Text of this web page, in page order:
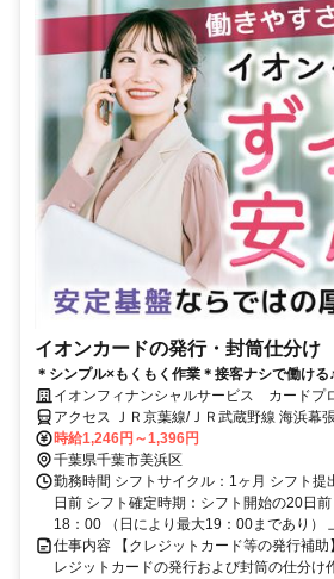
イオンカードの発行・封筒仕分
＊シンプル×もくもく作業＊接客ナシで働ける
イオンフィナンシャルサービス カードプ
アクセス ＪＲ京葉線/ＪＲ武蔵野線 海浜幕
ＪＲ京葉線/ＪＲ武蔵野線 幕張豊砂徒歩約
口徒歩約29分
時給1,246円～1,396円
千葉県千葉市美浜区
勤務時間 シフトサイクル：1ヶ月 シフト提
日前 シフト確定時期：シフト開始の20日
18：00 （日により最大19：00まであり）
仕事内容 【クレジットカード等の発行補助
レジットカードの発行および封筒の仕分け